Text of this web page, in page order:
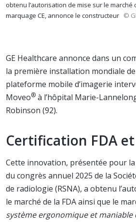
obtenu l’autorisation de mise sur le marché
marquage CE, annonce le constructeur ©
GE Healthcare annonce dans un
la première installation mondiale
plateforme mobile d’imagerie
Moveo® à l’hôpital Marie-
Robinson (92).
Certification FDA et
Cette innovation, présentée pour
du congrès annuel 2025 de la
de radiologie (RSNA), a obtenu
le marché de la FDA ainsi que le
système ergonomique et maniable